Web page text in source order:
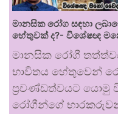
මානසික රෝග සඳහා
හේතුවක් ද?- විශේෂඥ
මානසික රෝගී
භාවිතය හේතුවෙන්
ප්‍රචණ්ඩත්වයට යොමු
රෝගීන්ගේ